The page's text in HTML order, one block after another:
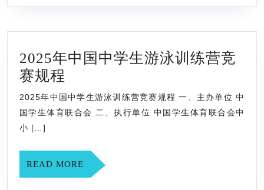
十
一
届
动
会
生
锦
赛
竞
规
程
2025年中国中学生游泳训练营竞
赛规程
年
中
学
生
2025年中国中学生游泳训练营竞赛规程 一、主办单位 中
国学生体育联合会 二、执行单位 中国学生体育联合会中
小 […]
READ MORE READ
MORE